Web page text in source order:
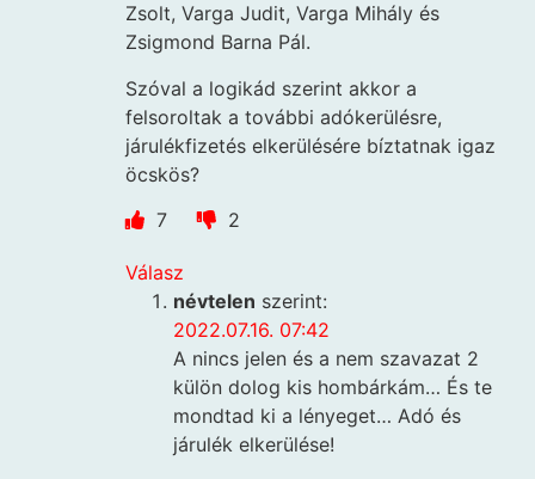
Zsolt, Varga Judit, Varga Mihály és
Zsigmond Barna Pál.
Szóval a logikád szerint akkor a
felsoroltak a további adókerülésre,
járulékfizetés elkerülésére bíztatnak igaz
öcskös?
7
2
Válasz
névtelen szerint:
2022.07.16. 07:42
A nincs jelen és a nem szavazat 2
külön dolog kis hombárkám… És te
mondtad ki a lényeget… Adó és
járulék elkerülése!